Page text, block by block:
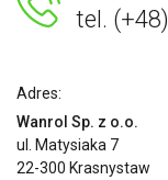
tel. (+48)
Adres:
Wanrol Sp. z o.o.
ul. Matysiaka 7
22-300 Krasnystaw